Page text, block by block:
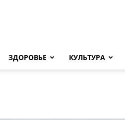
ЗДОРОВЬЕ КУЛЬТУРА